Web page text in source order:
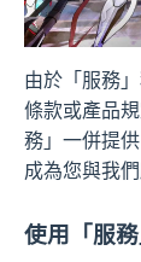
由於「服務
條款或產品
務」一併提
成為您與我
使用「服務